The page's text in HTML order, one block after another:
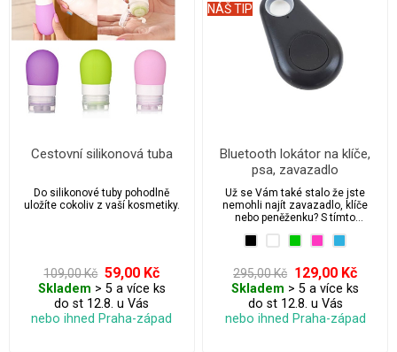
Cestovní silikonová tuba
Do silikonové tuby pohodlně
uložíte cokoliv z vaší kosmetiky.
109,00 Kč 59,00 Kč
Skladem > 5 a více ks
do st 12.8. u Vás
nebo ihned Praha-západ
NÁŠ TIP
Bluetooth lokátor na klíče,
psa, zavazadlo
Už se Vám také stalo že jste
nemohli najít zavazadlo, klíče
nebo peněženku? S tímto
bude hračka!
295,00 Kč 129,00 Kč
Skladem > 5 a více ks
do st 12.8. u Vás
nebo ihned Praha-západ